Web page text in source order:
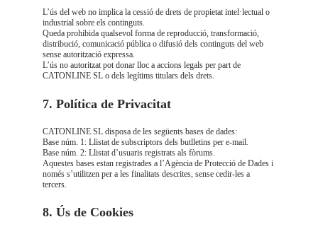
L’ús del web no implica la cessió de drets de propietat intel·lectual o
industrial sobre els continguts.
Queda prohibida qualsevol forma de reproducció, transformació,
distribució, comunicació pública o difusió dels continguts del web
sense autorització expressa.
L’ús no autoritzat pot donar lloc a accions legals per part de
CATONLINE SL o dels legítims titulars dels drets.
7. Política de Privacitat
CATONLINE SL disposa de les següents bases de dades:
Base núm. 1: Llistat de subscriptors dels butlletins per e-mail.
Base núm. 2: Llistat d’usuaris registrats als fòrums.
Aquestes bases estan registrades a l’Agència de Protecció de Dades i
només s’utilitzen per a les finalitats descrites, sense cedir-les a
tercers.
8. Ús de Cookies